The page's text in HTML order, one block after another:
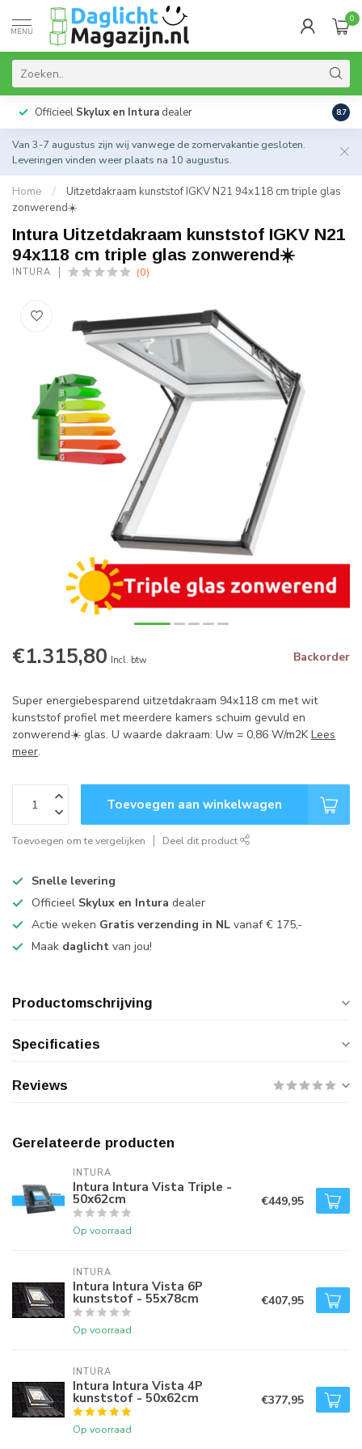
MENU
0
Officieel Skylux en Intura dealer 8.7
Van 3-7 augustus zijn wij vanwege de zomervakantie gesloten.
Leveringen vinden weer plaats na 10 augustus.
Home /
Uitzetdakraam kunststof IGKV N21 94x118 cm triple glas
zonwerend☀️
Intura Uitzetdakraam kunststof IGKV N21
94x118 cm triple glas zonwerend☀️
INTURA (0)
€1.315,80 Incl. btw Backorder
Super energiebesparend uitzetdakraam 94x118 cm met wit
kunststof profiel met meerdere kamers schuim gevuld en
zonwerend☀️ glas. U waarde dakraam: Uw = 0,86 W/m2KLees
meer.
Toevoegen aan winkelwagen
Toevoegen om te vergelijken Deel dit product
Snelle levering
Officieel Skylux en Intura dealer
Actie weken Gratis verzending in NL vanaf € 175,-
Maak daglicht van jou!
Productomschrijving
Specificaties
Reviews
Gerelateerde producten
INTURA
Intura Intura Vista Triple -
50x62cm
Op voorraad
€449,95
INTURA
Intura Intura Vista 6P
kunststof - 55x78cm
Op voorraad
€407,95
INTURA
Intura Intura Vista 4P
kunststof - 50x62cm
Op voorraad
€377,95